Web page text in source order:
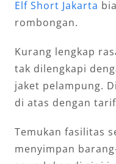
Elf Short Jakarta
rombongan.
Kurang lengkap
tak dilengkapi
jaket pelampung.
di atas dengan
Temukan fasilitas
menyimpan